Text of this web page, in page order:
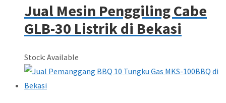
Jual Mesin Penggiling Cabe
GLB-30 Listrik di Bekasi
Stock: Available